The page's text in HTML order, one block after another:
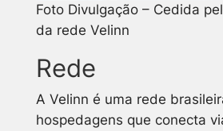
Foto Divulgação – Cedida
da rede Velinn
Rede
A Velinn é uma rede
hospedagens que conecta